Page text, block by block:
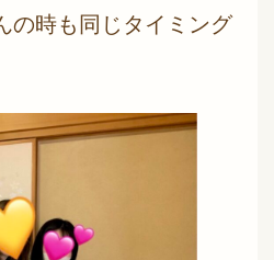
の時も同じタイミング